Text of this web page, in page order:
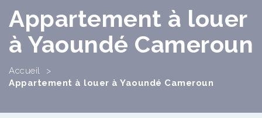
Appartement à louer
à Yaoundé Cameroun
Accueil
>
Appartement à louer à Yaoundé Cameroun